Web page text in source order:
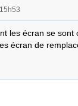
les écran se sont
écran de